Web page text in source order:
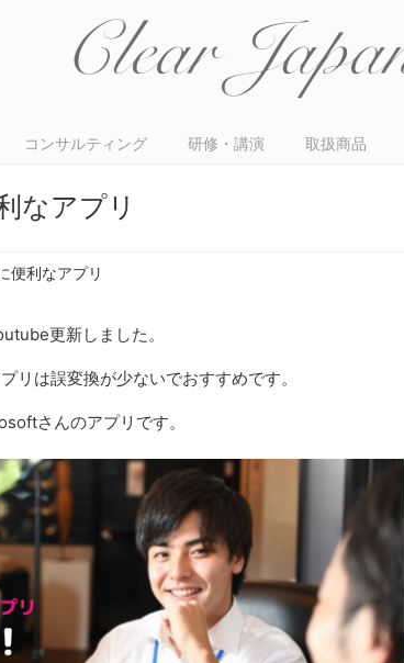
コンサルティング 研修・講演 取扱商品
なアプリ
便利なアプリ
更新しました。
リは誤変換が少ないでおすすめです。
さんのアプリです。